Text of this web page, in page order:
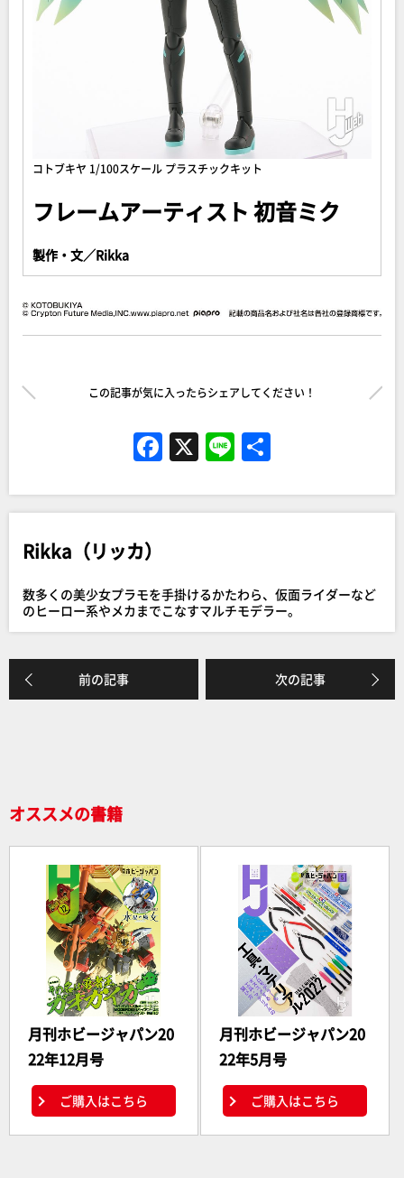
コトブキヤ 1/100スケール プラスチックキット
フレームアーティスト 初音ミク
製作・文／Rikka
この記事が気に入ったらシェアしてください！
F
a
c
o
o
k
X Li
n
e
Rikka（リッカ）
数多くの美少女プラモを手掛けるかたわら、仮面ライダーなど
のヒーロー系やメカまでこなすマルチモデラー。
前の記事 次の記事
オススメの書籍
月刊ホビージャパン20
22年12月号
ご購入はこちら
月刊ホビージャパン20
22年5月号
ご購入はこちら